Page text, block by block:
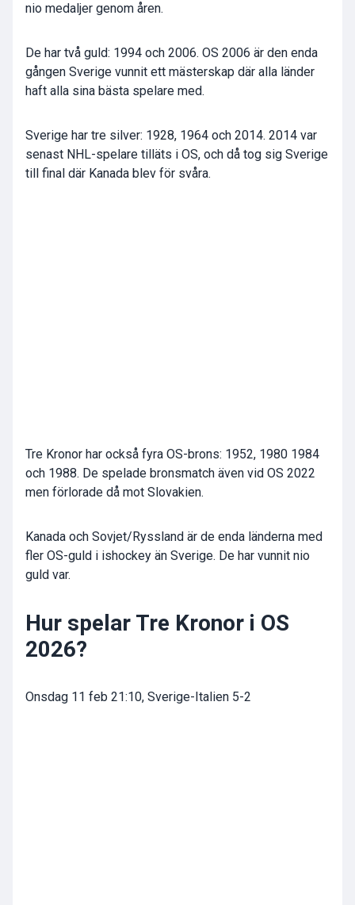
nio medaljer genom åren.
De har två guld: 1994 och 2006. OS 2006 är den enda
gången Sverige vunnit ett mästerskap där alla länder
haft alla sina bästa spelare med.
Sverige har tre silver: 1928, 1964 och 2014. 2014 var
senast NHL-spelare tilläts i OS, och då tog sig Sverige
till final där Kanada blev för svåra.
Tre Kronor har också fyra OS-brons: 1952, 1980 1984
och 1988. De spelade bronsmatch även vid OS 2022
men förlorade då mot Slovakien.
Kanada och Sovjet/Ryssland är de enda länderna med
fler OS-guld i ishockey än Sverige. De har vunnit nio
guld var.
Hur spelar Tre Kronor i OS
2026?
Onsdag 11 feb 21:10, Sverige-Italien 5-2